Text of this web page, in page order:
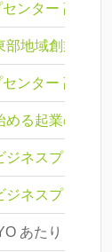
ンター 副業
部地域創業ス
ンター 副業
める起業のスス
ジネスプログ
ジネスプログ
あたりまえ